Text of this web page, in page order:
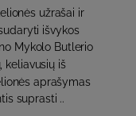
užrašai ir
išvykos
Mykolo Butlerio
keliavusių iš
aprašymas
suprasti ..